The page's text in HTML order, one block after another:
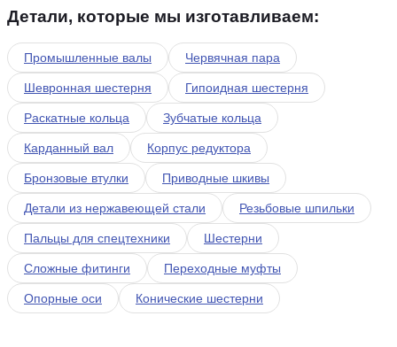
Детали, которые мы изготавливаем:
Промышленные валы Червячная пара
Шевронная шестерня Гипоидная шестерня
Раскатные кольца Зубчатые кольца
Карданный вал Корпус редуктора
Бронзовые втулки Приводные шкивы
Детали из нержавеющей стали Резьбовые шпильки
Пальцы для спецтехники Шестерни
Сложные фитинги Переходные муфты
Опорные оси Конические шестерни